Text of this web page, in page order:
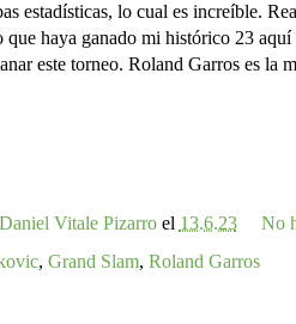
estadísticas, lo cual es increíble.
haya ganado mi histórico 23
este torneo. Roland Garros es la
Daniel Vitale Pizarro el 13.6.23
No
, Grand Slam, Roland Garros